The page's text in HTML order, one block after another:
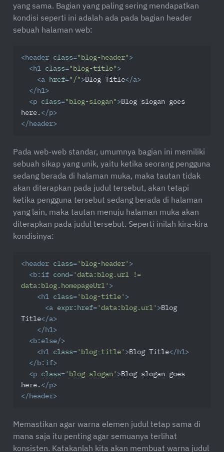
yang sama. Bagian yang paling sering mendapatkan
kondisi seperti ini adalah ada pada bagian header
sebuah halaman web:
< header class="blog-header" >
< h1 class="blog-title" >
<a href="/" > Blog Title</a>
</ h1 >
<p class="blog-slogan" > Blog slogan goes
here. </p>
</ header>
Pada web-web standar, umumnya bagian ini memiliki
sebuah sikap yang unik, yaitu ketika seorang pengguna
sedang berada di halaman muka, maka tautan tidak
akan diterapkan pada judul tersebut, akan tetapi
ketika pengguna tersebut sedang berada di halaman
yang lain, maka tautan menuju halaman muka akan
diterapkan pada judul tersebut. Seperti inilah kira-kira
kondisinya:
< header class= 'blog-header' >
<b:if cond = 'data:blog.url !=
data:blog.homepageUrl' >
< h1 class= 'blog-title' >
<a expr:href= 'data:blog.url' > Blog
Title</a>
</ h1 >
<b:else/>
< h1 class= 'blog-title' > Blog Title</ h1 >
</ b:if>
<p class= 'blog-slogan' > Blog slogan goes
here. </p>
</ header>
Memastikan agar warna elemen judul tetap sama di
mana saja itu penting agar semuanya terlihat
konsisten. Katakanlah kita akan membuat warna judul